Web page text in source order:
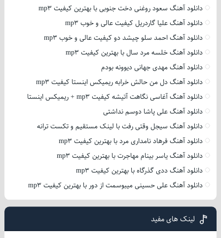
دانلود آهنگ سعود روغنی دخت جنوبی با بهترین کیفیت mp3
دانلود آهنگ علیا گاردریل کیفیت عالی و خوب mp3
دانلود آهنگ احمد سلو چیشد دو کیفیت عالی و خوب mp3
دانلود آهنگ خلسه مرد سال با بهترین کیفیت mp3
دانلود آهنگ مهدی جهانی دیوونه بودم
دانلود آهنگ دل من حالش خرابه ریمیکس اینستا کیفیت mp3
دانلود آهنگ آغاسی نگاهت آتیشه کیفیت mp3 + ریمیکس اینستا
دانلود آهنگ علی پاشا دوسم نداشتی
دانلود آهنگ سیجل وقتی رفت با لینک مستقیم و تکست ترانه
دانلود آهنگ فرهاد نامداری مرد با بهترین کیفیت mp3
دانلود آهنگ یاسر بینام مهاجرت با بهترین کیفیت mp3
دانلود آهنگ ددی گذرگاه با بهترین کیفیت mp3
دانلود آهنگ علی حسینی میبوسمت از دور با بهترین کیفیت mp3
لینک های مفید